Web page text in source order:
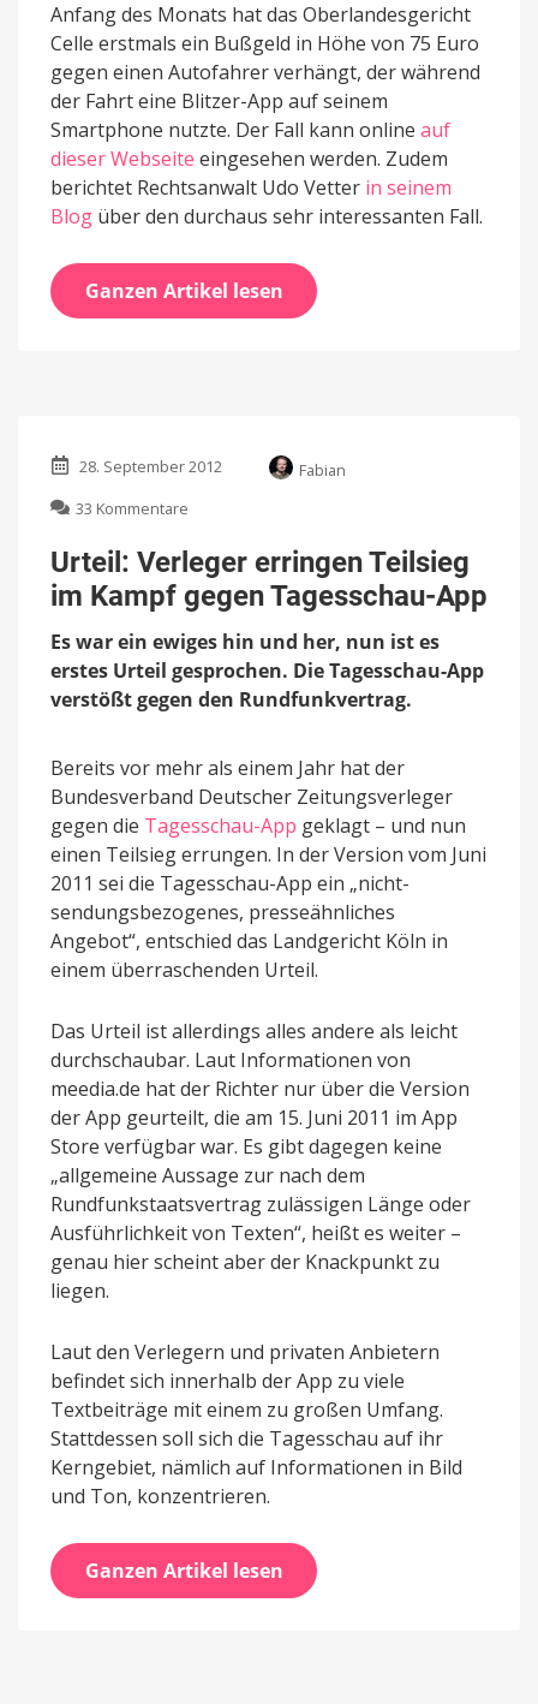
Anfang des Monats hat das Oberlandesgericht
Celle erstmals ein Bußgeld in Höhe von 75 Euro
gegen einen Autofahrer verhängt, der während
der Fahrt eine Blitzer-App auf seinem
Smartphone nutzte. Der Fall kann online auf
dieser Webseite eingesehen werden. Zudem
berichtet Rechtsanwalt Udo Vetter in seinem
Blog über den durchaus sehr interessanten Fall.
Ganzen Artikel lesen
28. September 2012
Fabian
33 Kommentare
Verleger
erringen
Teilsieg
Kampf
gegen
Tagesschau-
App
Urteil: Verleger erringen Teilsieg
im Kampf gegen Tagesschau-App
Es war ein ewiges hin und her, nun ist es
erstes Urteil gesprochen. Die Tagesschau-App
verstößt gegen den Rundfunkvertrag.
Bereits vor mehr als einem Jahr hat der
Bundesverband Deutscher Zeitungsverleger
gegen die Tagesschau-App geklagt – und nun
einen Teilsieg errungen. In der Version vom Juni
2011 sei die Tagesschau-App ein „nicht-
sendungsbezogenes, presseähnliches
Angebot“, entschied das Landgericht Köln in
einem überraschenden Urteil.
Das Urteil ist allerdings alles andere als leicht
durchschaubar. Laut Informationen von
meedia.de hat der Richter nur über die Version
der App geurteilt, die am 15. Juni 2011 im App
Store verfügbar war. Es gibt dagegen keine
„allgemeine Aussage zur nach dem
Rundfunkstaatsvertrag zulässigen Länge oder
Ausführlichkeit von Texten“, heißt es weiter –
genau hier scheint aber der Knackpunkt zu
liegen.
Laut den Verlegern und privaten Anbietern
befindet sich innerhalb der App zu viele
Textbeiträge mit einem zu großen Umfang.
Stattdessen soll sich die Tagesschau auf ihr
Kerngebiet, nämlich auf Informationen in Bild
und Ton, konzentrieren.
Ganzen Artikel lesen